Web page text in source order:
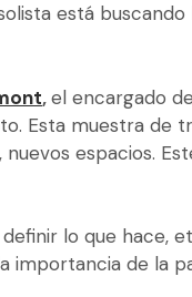
está
,el encargado
Esta muestra de
espacios.
lo que hace,
importancia de la